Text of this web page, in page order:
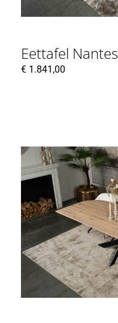
Eettafel Nantes
€ 1.841,00